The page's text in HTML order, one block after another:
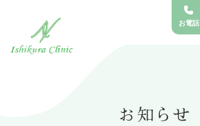
お電話
お知らせ